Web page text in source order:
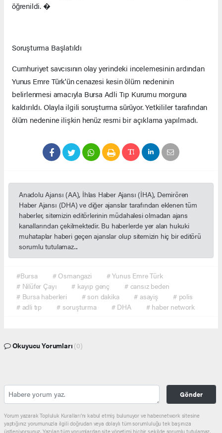
öğrenildi. �
Soruşturma Başlatıldı
Cumhuriyet savcısının olay yerindeki incelemesinin ardından
Yunus Emre Türk'ün cenazesi kesin ölüm nedeninin
belirlenmesi amacıyla Bursa Adli Tıp Kurumu morguna
kaldırıldı. Olayla ilgili soruşturma sürüyor. Yetkililer tarafından
ölüm nedenine ilişkin henüz resmi bir açıklama yapılmadı.
Anadolu Ajansı (AA), İhlas Haber Ajansı (İHA), Demirören
Haber Ajansı (DHA) ve diğer ajanslar tarafından eklenen tüm
haberler, sitemizin editörlerinin müdahalesi olmadan ajans
kanallarından çekilmektedir. Bu haberlerde yer alan hukuki
muhataplar haberi geçen ajanslar olup sitemizin hiç bir editörü
sorumlu tutulamaz...
#Bursa # Osmangazi
# Yunus Emre Türk
# Nilüfer Çayı
# kayıp genç
# cansız beden
# Bursa haberleri
# son dakika # asayiş
# polis
# adli tıp
# soruşturma # DHA # haber network
Okuyucu Yorumları (0)
Gönder
Yorum yazarak Topluluk Kuralları’nı kabul etmiş bulunuyor ve haber.network sitesine
yaptığınız yorumunuzla ilgili doğrudan veya dolaylı tüm sorumluluğu tek başınıza
üstleniyorsunuz. Yazılan tüm yorumlardan site yönetimi hiçbir şekilde sorumlu tutulamaz.